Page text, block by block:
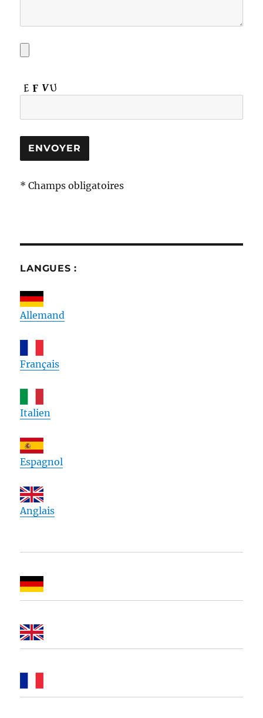
* Champs obligatoires
LANGUES :
Allemand
Français
Italien
Espagnol
Anglais